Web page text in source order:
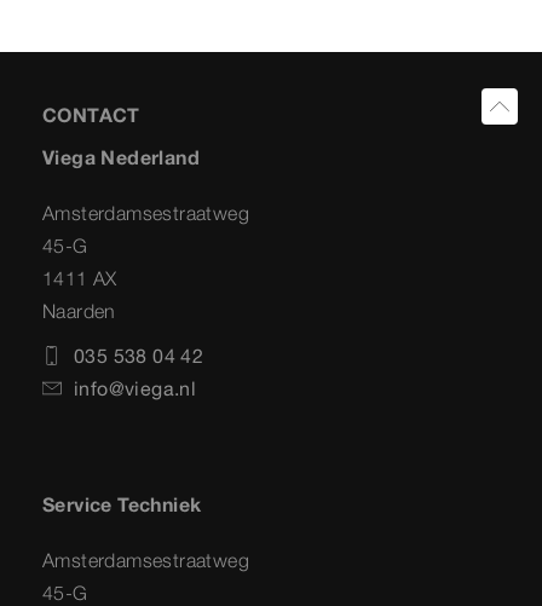
CONTACT
Viega Nederland
Amsterdamsestraatweg
45-G
1411 AX
Naarden
035 538 04 42
info@viega.nl
Service Techniek
Amsterdamsestraatweg
45-G